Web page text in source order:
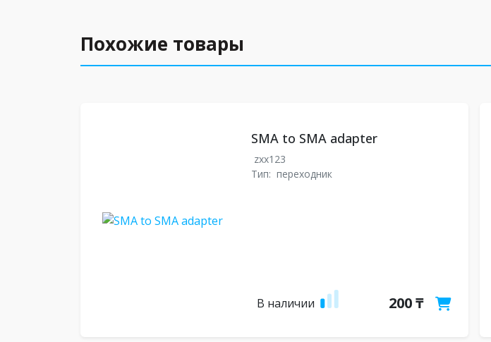
Похожие товары
SMA to SMA adapter
zxx123
Тип: переходник
В наличии 200 ₸